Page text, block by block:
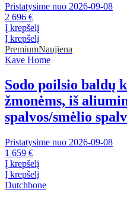
Pristatysime nuo 2026‑09‑08
2 696 €
Į krepšelį
Į krepšelį
PremiumNaujiena
Kave Home
Sodo poilsio baldų
žmonėms, iš
spalvos/smėlio
Pristatysime nuo 2026‑09‑08
1 659 €
Į krepšelį
Į krepšelį
Dutchbone